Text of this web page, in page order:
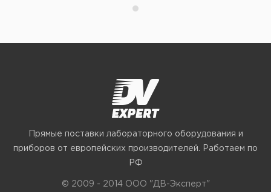
Прямые поставки лабораторного оборудования и
приборов от европейских производителей. Работаем по
РФ
© 2009 - 2014 ООО "ДВ-Эксперт"